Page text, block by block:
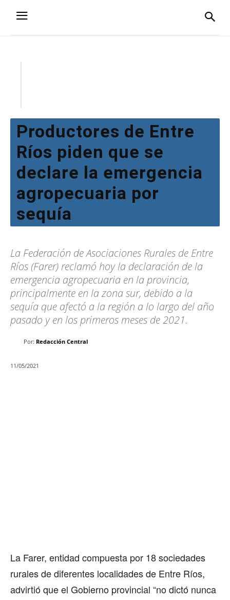
Productores de Entre
Ríos piden que se
declare la emergencia
agropecuaria por
sequía
La Federación de Asociaciones Rurales de Entre
Ríos (Farer) reclamó hoy la declaración de la
emergencia agropecuaria en la provincia,
principalmente en la zona sur, debido a la
sequía que afectó a la región a lo largo del año
pasado y en los primeros meses de 2021.
Por: Redacción Central
11/05/2021
La Farer, entidad compuesta por 18 sociedades
rurales de diferentes localidades de Entre Ríos,
advirtió que el Gobierno provincial “no dictó nunca